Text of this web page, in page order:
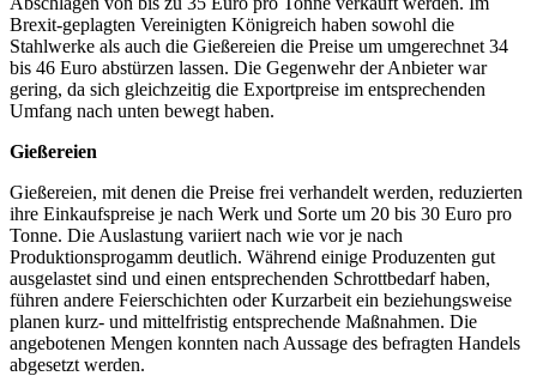
Brexit-geplagten Vereinigten Königreich haben sowohl die
Stahlwerke als auch die Gießereien die Preise um umgerechnet 34
bis 46 Euro abstürzen lassen. Die Gegenwehr der Anbieter war
gering, da sich gleichzeitig die Exportpreise im entsprechenden
Umfang nach unten bewegt haben.
Gießereien
Gießereien, mit denen die Preise frei verhandelt werden, reduzierten
ihre Einkaufspreise je nach Werk und Sorte um 20 bis 30 Euro pro
Tonne. Die Auslastung variiert nach wie vor je nach
Produktionsprogamm deutlich. Während einige Produzenten gut
ausgelastet sind und einen entsprechenden Schrottbedarf haben,
führen andere Feierschichten oder Kurzarbeit ein beziehungsweise
planen kurz- und mittelfristig entsprechende Maßnahmen. Die
angebotenen Mengen konnten nach Aussage des befragten Handels
abgesetzt werden.